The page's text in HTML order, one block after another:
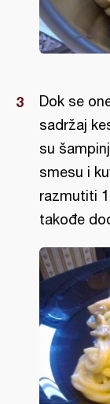
Dok se
sadržaj
su
smesu i
razmutiti
takođe